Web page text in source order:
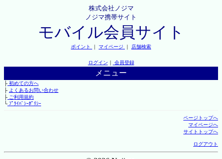
株式会社ノジマ
ノジマ携帯サイト
モバイル会員サイト
ポイント ｜ マイページ ｜ 店舗検索
ログイン ｜ 会員登録
メニュー
├初めての方へ
├ よくあるお問い合わせ
├ご利用規約
└ﾌﾟﾗｲﾊﾞｼｰﾎﾟﾘｼｰ
ページトップへ
マイページへ
サイトトップへ
ログアウト